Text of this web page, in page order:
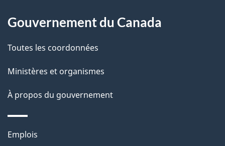
d
e
p
a
site
Gouvernement du Canada
Toutes les coordonnées
Ministères et organismes
À propos du gouvernement
Thèmes
Emplois